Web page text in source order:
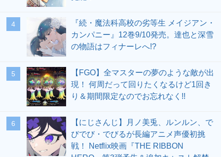
4
『続・魔法科高校の劣等生 メイジアン・
カンパニー』12巻9/10発売。達也と深雪
の物語はフィナーレへ!?
5
【FGO】全マスターの夢のような敵が出
現！ 何周だって回りたくなるけど1回き
り＆期間限定なのでお忘れなく!!
6
【にじさんじ】月ノ美兎、ルンルン、で
びでび・でびるが長編アニメ声優初挑
戦！ Netflix映画『THE RIBBON